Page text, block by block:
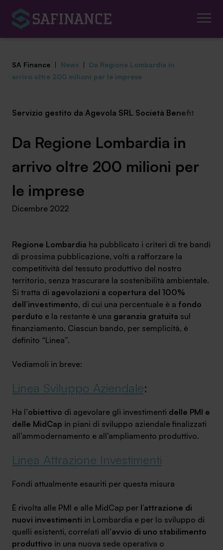
Mediazione Creditizia
Finanza Agevolata
Centro studi
News ed eventi
Chi siamo
Contatti
Lavora con noi
+030.3540104
info@safinance.it
SA Finance Mediazione Creditizia Srl, società di mediazione creditizia iscritta
all'Oam n.M336
SA Finance | News | Da Regione Lombardia in
arrivo oltre 200 milioni per le imprese
Servizio gestito da Agevola SRL Società Benefit
Da Regione Lombardia in
arrivo oltre 200 milioni per
le imprese
Dicembre 2022
Regione Lombardia ha pubblicato i criteri di tre bandi
di prossima pubblicazione, volti a rafforzare la
competitività del tessuto produttivo del nostro
territorio, senza trascurare la sostenibilità ambientale.
Si tratta di agevolazioni a copertura del 100%
dell’investimento, di cui una percentuale è a fondo
perduto e la restante è una garanzia gratuita sul
finanziamento. Ciascun bando, per semplicità, è
definito “Linea”.
Vediamoli in breve:
Linea Sviluppo Aziendale:
Ha l’obiettivo di agevolare gli investimenti delle PMI e
delle MidCap in piani di sviluppo aziendale finalizzati
all’ammodernamento e all’ampliamento produttivo.
Linea Attrazione Investimenti
Fondi attualmente esauriti per questa misura
È rivolta alle PMI e alle MidCap per l’attrazione di
nuovi investimenti in Lombardia e per lo sviluppo di
quelli esistenti, correlati all’avvio di uno stabilimento
produttivo in una nuova sede operativa o